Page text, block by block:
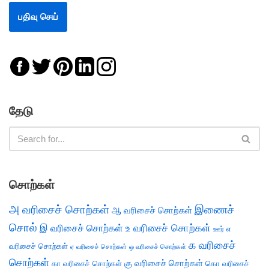
தேடு
சொற்கள்
அ வரிசைச் சொற்கள் ஆ வரிசைச் சொற்கள் இணைச்
சொல் இ வரிசைச் சொற்கள் உ வரிசைச் சொற்கள் ஊர் எ
வரிசைச் சொற்கள் ஏ வரிசைச் சொற்கள் ஒ வரிசைச் சொற்கள் க வரிசைச்
சொற்கள் கா வரிசைச் சொற்கள் கு வரிசைச் சொற்கள் கொ வரிசைச்